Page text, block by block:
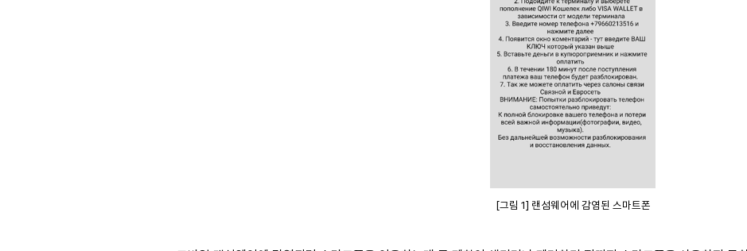
[그림 1] 랜섬웨어에 감염된 스마트폰